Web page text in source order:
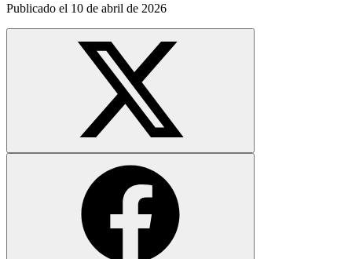
Publicado el 10 de abril de 2026